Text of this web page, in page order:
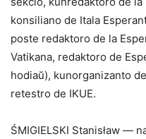
konsiliano de Itala
poste redaktoro de la
Vatikana, redaktoro de
hodiaŭ), kunorganizanto
retestro de IKUE.
ŚMIGIELSKI Stanisław —